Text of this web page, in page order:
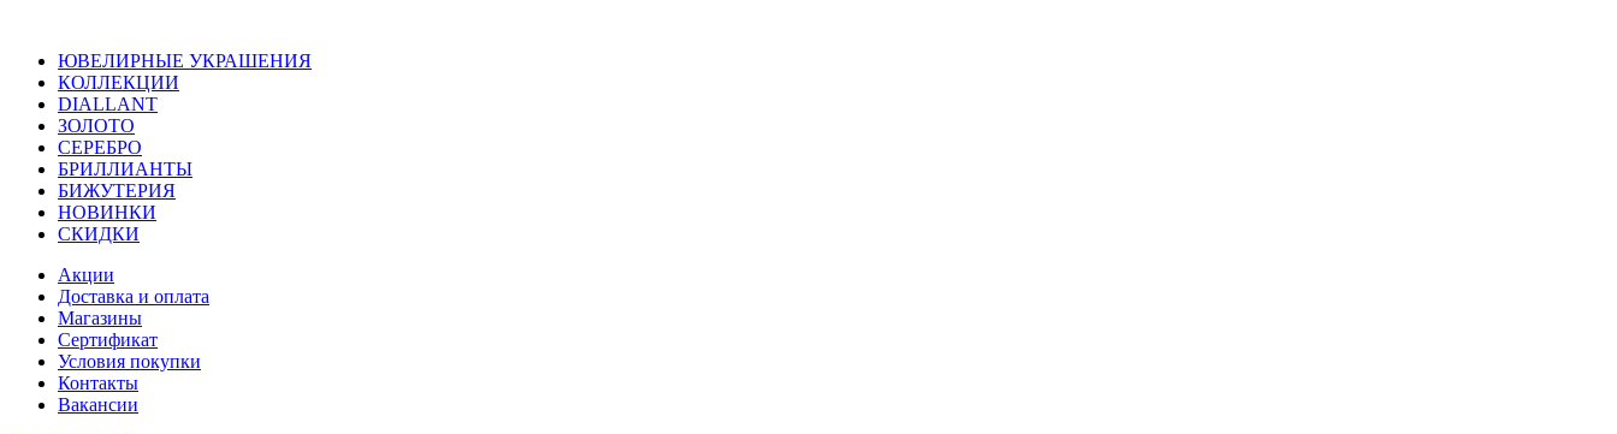
ЮВЕЛИРНЫЕ УКРАШЕНИЯ
КОЛЛЕКЦИИ
DIALLANT
ЗОЛОТО
СЕРЕБРО
БРИЛЛИАНТЫ
БИЖУТЕРИЯ
НОВИНКИ
СКИДКИ
Акции
Доставка и оплата
Магазины
Сертификат
Условия покупки
Контакты
Вакансии